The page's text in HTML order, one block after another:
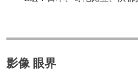
影像 眼界